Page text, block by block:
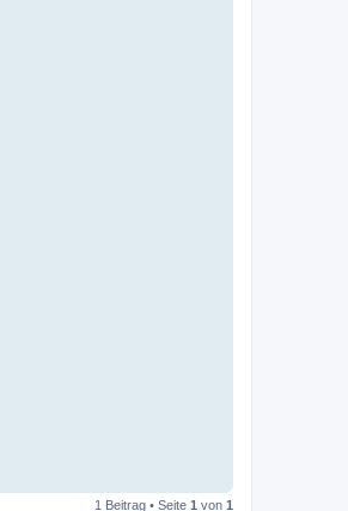
1 Beitrag • Seite 1 von 1